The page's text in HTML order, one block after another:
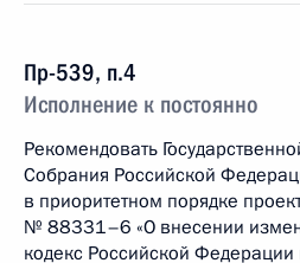
Пр-539, п.4
Исполнение к постоянно
Рекомендовать
Собрания Российской
в приоритетном порядке
№ 88331–6 «О внесении
кодекс Российской Федерации